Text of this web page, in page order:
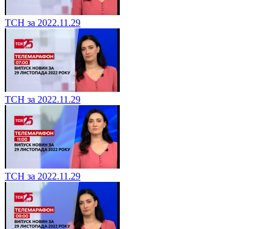
ТСН за 2022.11.29
ТСН за 2022.11.29
ТСН за 2022.11.29